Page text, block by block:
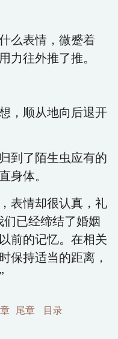
么表情，微蹙着
力往外推了推。
，顺从地向后退开
到了陌生虫应有的
身体。
表情却很认真，礼
已经缔结了婚姻
前的记忆。在相关
保持适当的距离，
尾章 目录